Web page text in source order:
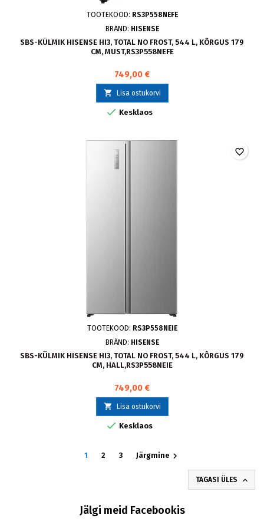
TOOTEKOOD: RS3P558NEFE
BRÄND: HISENSE
SBS-KÜLMIK HISENSE HI3, TOTAL NO FROST, 544 L, KÕRGUS 179
CM, MUST,RS3P558NEFE
749,00 €
 Lisa ostukorvi
 Kesklaos
TOOTEKOOD: RS3P558NEIE
BRÄND: HISENSE
SBS-KÜLMIK HISENSE HI3, TOTAL NO FROST, 544 L, KÕRGUS 179
CM, HALL,RS3P558NEIE
749,00 €
 Lisa ostukorvi
 Kesklaos
favorite_border
1 2 3 Järgmine 
TAGASI ÜLES 
Jälgi meid Facebookis